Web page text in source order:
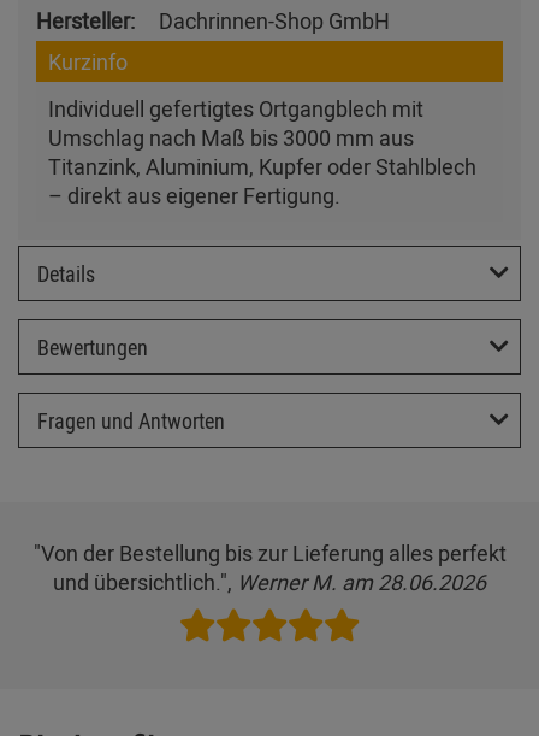
Hersteller:
Dachrinnen-Shop GmbH
Kurzinfo
Individuell gefertigtes Ortgangblech mit
Umschlag nach Maß bis 3000 mm aus
Titanzink, Aluminium, Kupfer oder Stahlblech
– direkt aus eigener Fertigung.
Details
Bewertungen
Fragen und Antworten
"Von der Bestellung bis zur Lieferung alles perfekt
und übersichtlich.", Werner M. am 28.06.2026